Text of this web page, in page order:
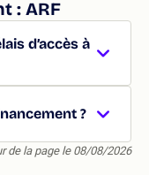
: ARF
d’accès à
?
de la page le 08/08/2026